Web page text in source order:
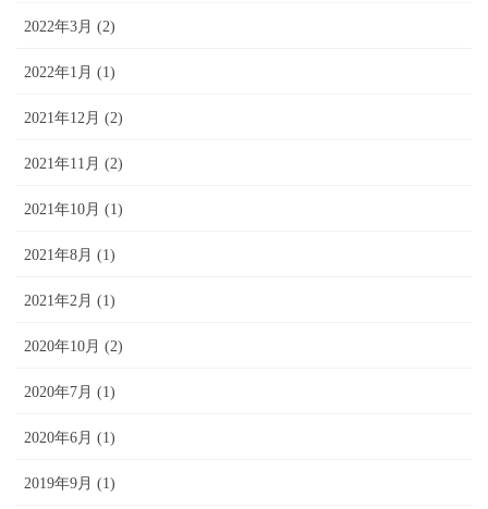
2022年3月 (2)
2022年1月 (1)
2021年12月 (2)
2021年11月 (2)
2021年10月 (1)
2021年8月 (1)
2021年2月 (1)
2020年10月 (2)
2020年7月 (1)
2020年6月 (1)
2019年9月 (1)